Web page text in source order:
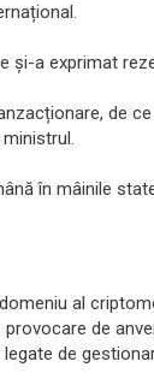
și-a exprimat
de
în mâinile
al
de
de